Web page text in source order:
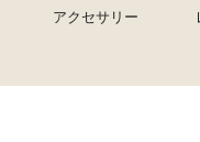
アクセサリー